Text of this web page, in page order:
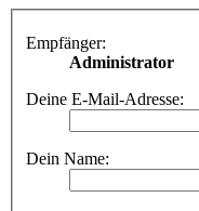
Empfänger:
Administrator
Deine E-Mail-Adresse:
Dein Name: